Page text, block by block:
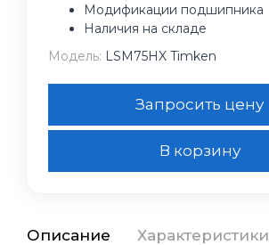
Модификации подшипника
Наличия на складе
Модель: LSM75HX Timken
Запросить цену
В корзину
Описание Характеристики